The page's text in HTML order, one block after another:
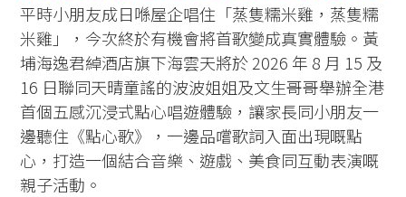
平時小朋友成日喺屋企唱住「蒸隻糯米雞，蒸隻糯
米雞」，今次終於有機會將首歌變成真實體驗。黃
埔海逸君綽酒店旗下海雲天將於 2026 年 8 月 15 及
16 日聯同天晴童謠的波波姐姐及文生哥哥舉辦全港
首個五感沉浸式點心唱遊體驗，讓家長同小朋友一
邊聽住《點心歌》，一邊品嚐歌詞入面出現嘅點
心，打造一個結合音樂、遊戲、美食同互動表演嘅
親子活動。